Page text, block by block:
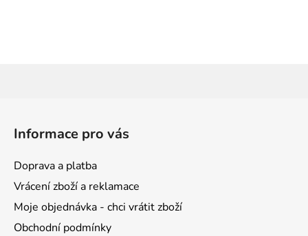
Informace pro vás
Doprava a platba
Vrácení zboží a reklamace
Moje objednávka - chci vrátit zboží
Obchodní podmínky